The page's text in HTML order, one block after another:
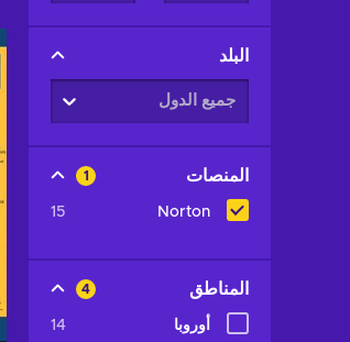
البلد
جميع الدول
المنصات 1
Norton
15
المناطق 4
أوروبا 14